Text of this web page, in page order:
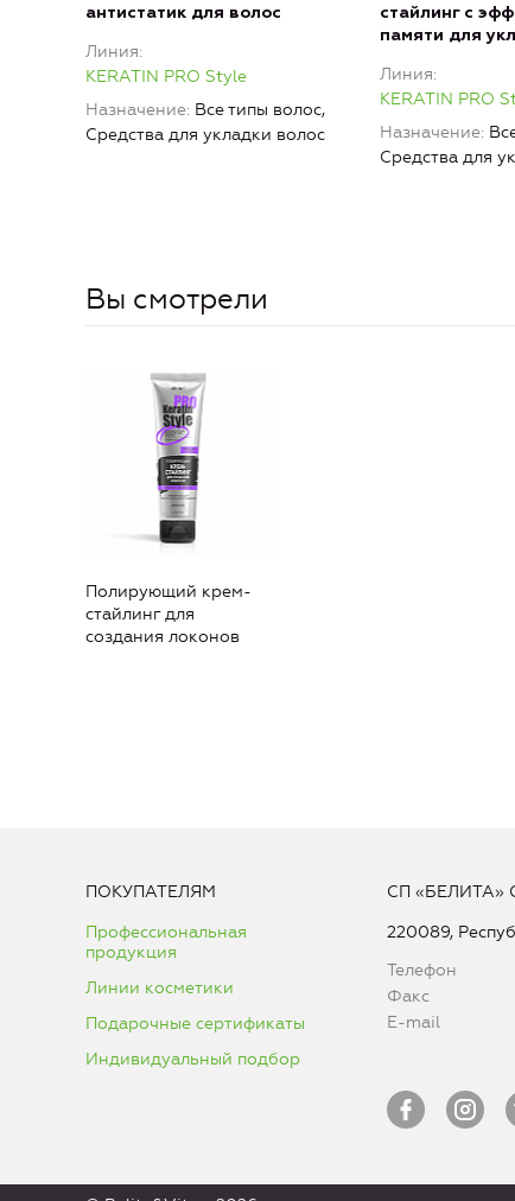
антистатик для волос
Линия
KERATIN PRO Style
Назначение Все типы волос,
Средства для укладки волос
стайлинг с
памяти для
Линия
KERATIN PRO
Назначение
Средства для
Вы смотрели
Полирующий крем-
стайлинг для
создания локонов
ПОКУПАТЕЛЯМ
Профессиональная
продукция
Линии косметики
Подарочные сертификаты
Индивидуальный подбор
СП «БЕЛИТА»
220089,
Телефон
Факс
E-mail